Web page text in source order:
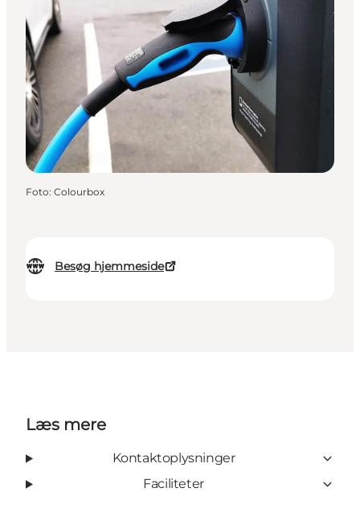
Besøg hjemmeside
Foto: Colourbox
Læs mere
Kontaktoplysninger
Faciliteter